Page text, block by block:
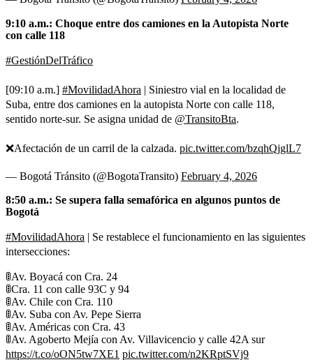
9:10 a.m.: Choque entre dos camiones en la Autopista Norte
con calle 118
#GestiónDelTráfico
[09:10 a.m.] #MovilidadAhora | Siniestro vial en la localidad de
Suba, entre dos camiones en la autopista Norte con calle 118,
sentido norte-sur. Se asigna unidad de @TransitoBta.
❌Afectación de un carril de la calzada. pic.twitter.com/bzqhQjglL7
— Bogotá Tránsito (@BogotaTransito) February 4, 2026
8:50 a.m.: Se supera falla semafórica en algunos puntos de
Bogotá
#MovilidadAhora | Se restablece el funcionamiento en las siguientes
intersecciones:
🚦Av. Boyacá con Cra. 24
🚦Cra. 11 con calle 93C y 94
🚦Av. Chile con Cra. 110
🚦Av. Suba con Av. Pepe Sierra
🚦Av. Américas con Cra. 43
🚦Av. Agoberto Mejía con Av. Villavicencio y calle 42A sur
https://t.co/oON5tw7XE1 pic.twitter.com/n2KRptSVj9